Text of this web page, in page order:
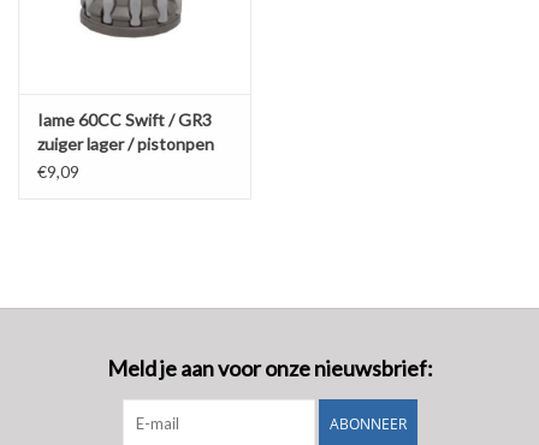
Iame 60CC Swift / GR3
zuiger lager / pistonpen
lager
€9,09
Meld je aan voor onze nieuwsbrief:
ABONNEER